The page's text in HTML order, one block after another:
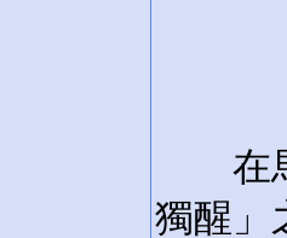
在馬
獨醒」